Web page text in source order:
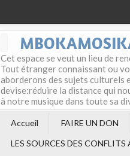
Cet espace se veut un lieu de
Tout étranger connaissant ou
aborderons des sujets culturels
devise:réduire la distance qui
à notre musique dans toute sa
Accueil FAIRE UN DON
LES SOURCES DES